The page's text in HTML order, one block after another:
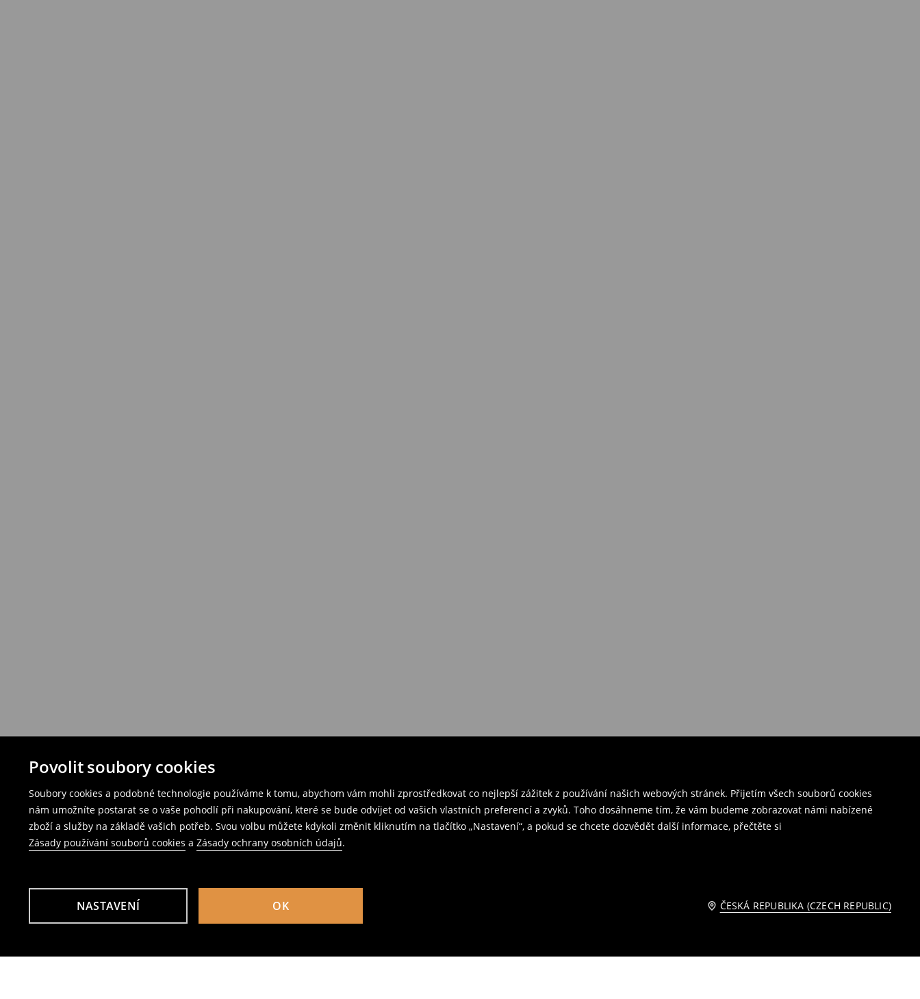
Povolit soubory cookies
Soubory cookies a podobné technologie používáme k tomu, abychom vám mohli zprostředkovat co nejlepší zážitek z používání našich webových stránek. Přijetím všech souborů cookies
nám umožníte postarat se o vaše pohodlí při nakupování, které se bude odvíjet od vašich vlastních preferencí a zvyků. Toho dosáhneme tím, že vám budeme zobrazovat námi nabízené
zboží a služby na základě vašich potřeb. Svou volbu můžete kdykoli změnit kliknutím na tlačítko „Nastavení“, a pokud se chcete dozvědět další informace, přečtěte si
Zásady používání souborů cookies a Zásady ochrany osobních údajů.
NASTAVENÍ OK ČESKÁ REPUBLIKA (CZECH REPUBLIC)